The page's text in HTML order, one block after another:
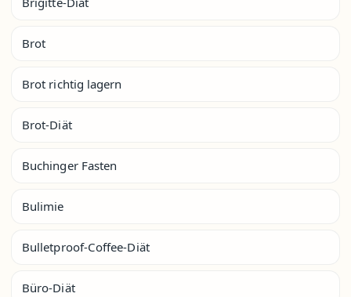
Brot
Brot richtig lagern
Brot-Diät
Buchinger Fasten
Bulimie
Bulletproof-Coffee-Diät
Büro-Diät